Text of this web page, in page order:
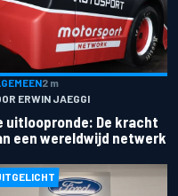
2 m
ERWIN JAEGGI
uitloopronde: De kracht
een wereldwijd netwerk